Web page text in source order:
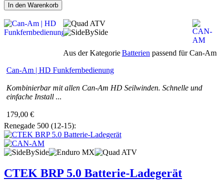
In den Warenkorb
Can-Am | HD Funkfernbedienung
Kombinierbar mit allen Can‑Am HD Seilwinden. Schnelle und
einfache Install ...
179,00 €
Aus der KategorieBatterien passend für Can-Am
Renegade 500 (12-15):
CTEK BRP 5.0 Batterie-Ladegerät